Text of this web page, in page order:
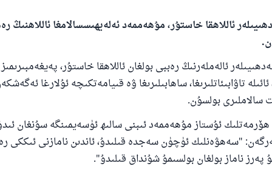
ئاللاھقا خاستۇر، مۇھەممەد ئەلەيھىسسالامغا ئاللاھنىڭ
ئالەملەرنىڭ رەببى بولغان ئاللاھقا خاستۇر،
ئائىلە تاۋابىئاتلىرىغا، ساھابىلىرىغا ۋە قىيامەتكىچە ئۇلارغا
سالاملىرى بولسۇن.
ھۆرمەتلىك ئۇستاز مۇھەممەد ئىبنى سالىھ ئۈسەيمىنگە سۇنغان
"سەھۋەنلىك ئۈچۈن سەجدە قىلىدۇ، ئاندىن نامازنى ئىككى
پەرز ناماز بولغان بولسىمۇ شۇنداق قىلىدۇ".
110845 - نومۇرلۇق سوئالنىڭ جاۋابى
ساقلاپ قالدى
ئۇممەتكە جاۋاپ بېرىشىمىزگە ياردەم قىلىڭ
پەيغەمبەرئەلەيھىسسالام مۇنداق دېگەن:
باشلارپ قويغان كىشى قىلغۇچىغا ئوخشاش ساۋاپقا
مۇسلىم رىۋايەت قىلغان (1893) ھەدىس